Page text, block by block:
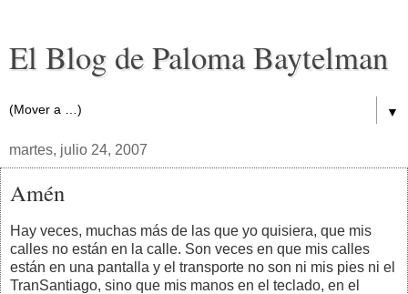
El Blog de Paloma Baytelman
▼
martes, julio 24, 2007
Amén
Hay veces, muchas más de las que yo quisiera, que mis
calles no están en la calle. Son veces en que mis calles
están en una pantalla y el transporte no son ni mis pies ni el
TranSantiago, sino que mis manos en el teclado, en el